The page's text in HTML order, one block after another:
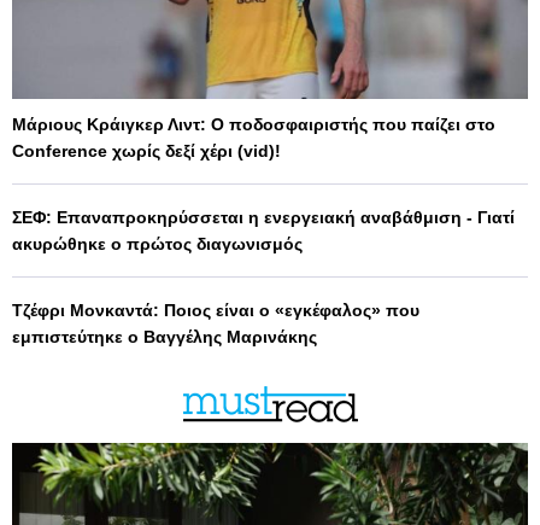
Μάριους Κράιγκερ Λιντ: Ο ποδοσφαιριστής που παίζει στο
Conference χωρίς δεξί χέρι (vid)!
ΣΕΦ: Επαναπροκηρύσσεται η ενεργειακή αναβάθμιση - Γιατί
ακυρώθηκε ο πρώτος διαγωνισμός
Τζέφρι Μονκαντά: Ποιος είναι ο «εγκέφαλος» που
εμπιστεύτηκε ο Βαγγέλης Μαρινάκης